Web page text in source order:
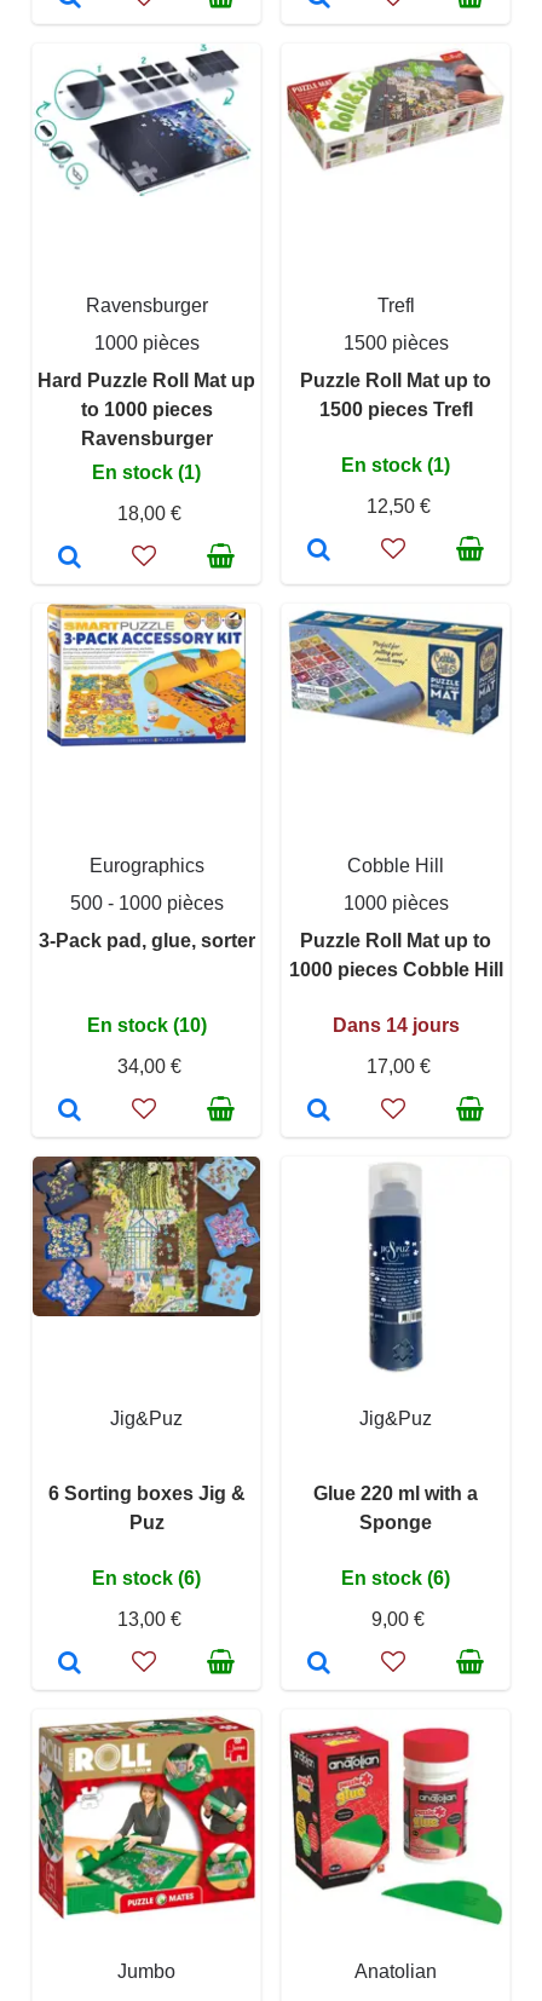
Ravensburger
1000 pièces
Hard Puzzle Roll Mat up
to 1000 pieces
Ravensburger
En stock (1)
18,00 €
Trefl
1500 pièces
Puzzle Roll Mat up to
1500 pieces Trefl
En stock (1)
12,50 €
Eurographics
500 - 1000 pièces
3-Pack pad, glue, sorter
En stock (10)
34,00 €
Cobble Hill
1000 pièces
Puzzle Roll Mat up to
1000 pieces Cobble Hill
Dans 14 jours
17,00 €
Jig&Puz
6 Sorting boxes Jig &
Puz
En stock (6)
13,00 €
Jig&Puz
Glue 220 ml with a
Sponge
En stock (6)
9,00 €
Jumbo Anatolian